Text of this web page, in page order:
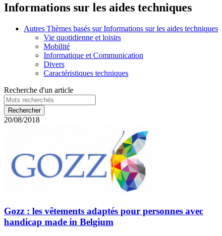
Informations sur les aides techniques
Autres Thèmes basés sur Informations sur les aides techniques
Vie quotidienne et loisirs
Mobilité
Informatique et Communication
Divers
Caractéristiques techniques
Recherche d'un article
20/08/2018
Gozz : les vêtements adaptés pour personnes avec
handicap made in Belgium